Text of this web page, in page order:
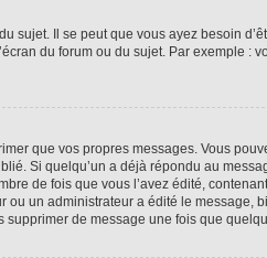
sujet. Il se peut que vous ayez besoin
du forum ou du sujet. Par exemple :
que vos propres messages. Vous
Si quelqu’un a déjà répondu au
de fois que vous l’avez édité,
ou un administrateur a édité le message,
de message une fois que